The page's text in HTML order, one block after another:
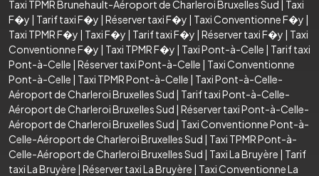
Taxi TPMR Brunehault-Aéroport de Charleroi Bruxelles Sud | Taxi
F�y | Tarif taxi F�y | Réserver taxi F�y | Taxi Conventionne F�y |
Taxi TPMR F�y | Taxi F�y | Tarif taxi F�y | Réserver taxi F�y | Taxi
Conventionne F�y | Taxi TPMR F�y | Taxi Pont-à-Celle | Tarif taxi
Pont-à-Celle | Réserver taxi Pont-à-Celle | Taxi Conventionne
Pont-à-Celle | Taxi TPMR Pont-à-Celle | Taxi Pont-à-Celle-
Aéroport de Charleroi Bruxelles Sud | Tarif taxi Pont-à-Celle-
Aéroport de Charleroi Bruxelles Sud | Réserver taxi Pont-à-Celle-
Aéroport de Charleroi Bruxelles Sud | Taxi Conventionne Pont-à-
Celle-Aéroport de Charleroi Bruxelles Sud | Taxi TPMR Pont-à-
Celle-Aéroport de Charleroi Bruxelles Sud | Taxi La Bruyère | Tarif
taxi La Bruyère | Réserver taxi La Bruyère | Taxi Conventionne La